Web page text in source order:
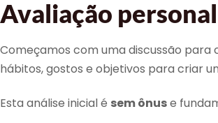
Avaliação
Começamos com uma discussão para
hábitos, gostos e objetivos para criar
Esta análise inicial é sem ônuse